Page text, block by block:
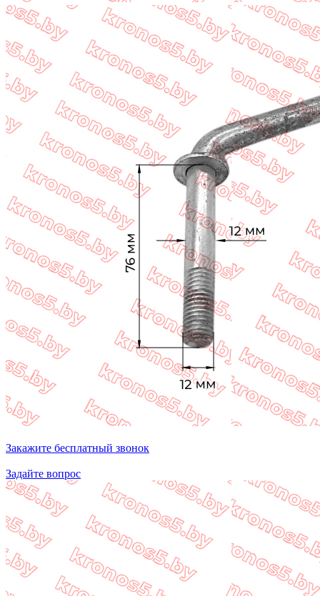
Закажите бесплатный звонок
Задайте вопрос